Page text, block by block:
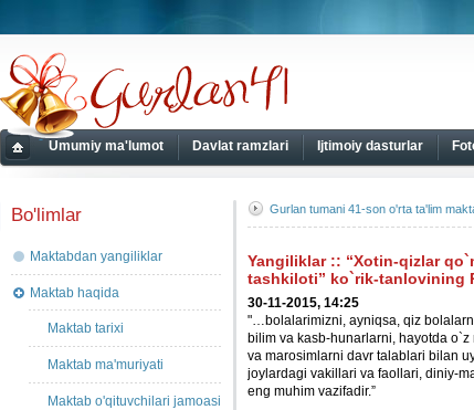
gurlan41.uz
Umumiy ma'lumot Davlat ramzlari Ijtimoiy dasturlar
Gurlan tumani 41-son o'rta ta'lim
Yangiliklar:: “Xotin-qizlar
tashkiloti” ko`rik-tanlovining
30-11-2015, 14:25
"…bolalarimizni, ayniqsa, qiz
bilim va kasb-hunarlarni, hayotda
va marosimlarni davr talablari bilan
joylardagi vakillari va faollari, diniy-
eng muhim vazifadir.”
Bo'limlar
Maktabdan yangiliklar
Maktab haqida
Maktab tarixi
Maktab ma'muriyati
Maktab o'qituvchilari jamoasi